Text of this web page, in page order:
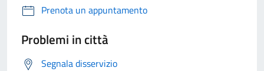
Prenota un appuntamento
Problemi in città
Segnala disservizio